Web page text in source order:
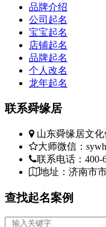
品牌介绍
公司起名
宝宝起名
店铺起名
品牌起名
个人改名
龙年起名
联系舜缘居
山东舜缘居文
大师微信：
联系电话：400-
地址：济南市
查找起名案例